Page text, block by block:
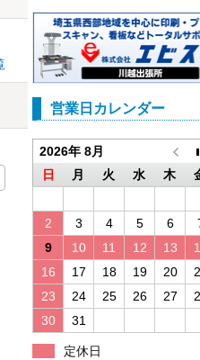
営業日カレンダー
2026年 8月
日
月 火 水 木
2
3 4 5 6
9
10 11 12 13
16
17 18 19 20
23
24 25 26 27
30
31
定休日